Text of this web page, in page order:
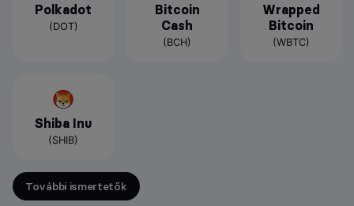
Polkadot
(DOT)
Bitcoin
Cash
(BCH)
Wrapped
Bitcoin
(WBTC)
Shiba Inu
(SHIB)
További ismertetők